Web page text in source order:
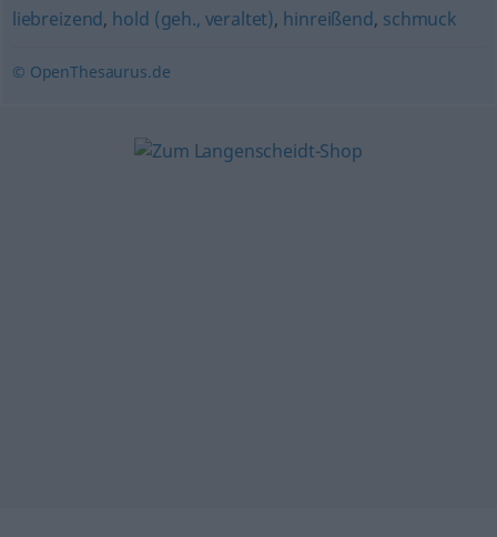
liebreizend, hold (geh., veraltet), hinreißend, schmuck
© OpenThesaurus.de